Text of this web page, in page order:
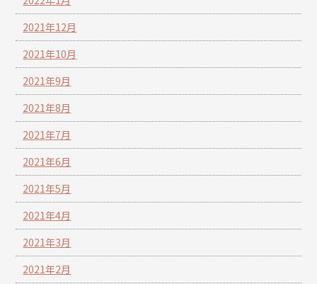
2021年12月
2021年10月
2021年9月
2021年8月
2021年7月
2021年6月
2021年5月
2021年4月
2021年3月
2021年2月